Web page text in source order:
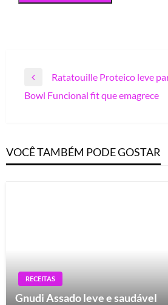
Navegação
de
Previous
Post
Ratatouille Proteico leve
Next
Bowl Funcional fit que emagrece
VOCÊ TAMBÉM PODE GOSTAR
RECEITAS
Gnudi Assado leve e saudável